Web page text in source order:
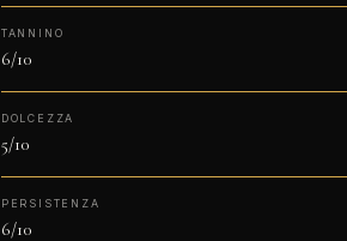
TANNINO
6/10
DOLCEZZA
5/10
PERSISTENZA
6/10